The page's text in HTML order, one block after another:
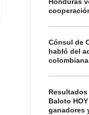
Cónsul de
habló del
Baloto
ganadores